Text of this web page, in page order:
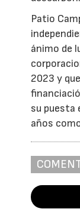
Patio
ánimo de
2023 y
su puesta
años